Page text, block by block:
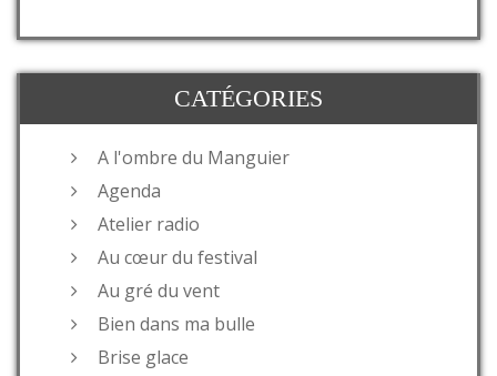
CATÉGORIES
A l'ombre du Manguier
Agenda
Atelier radio
Au cœur du festival
Au gré du vent
Bien dans ma bulle
Brise glace